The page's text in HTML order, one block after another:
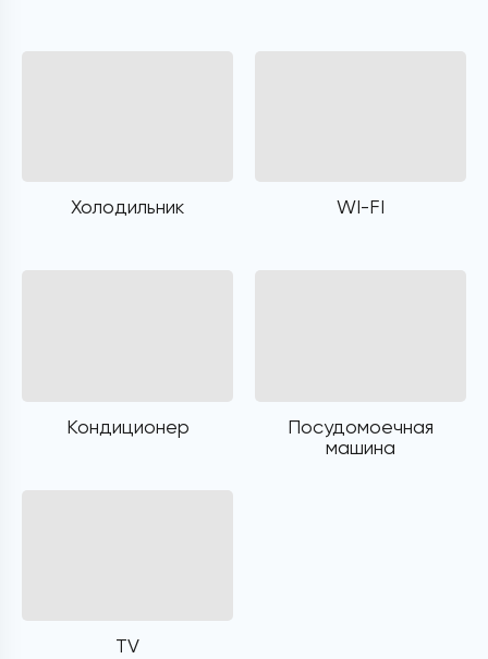
Холодильник WI-FI
Кондиционер
Посудомоечная
машина
TV